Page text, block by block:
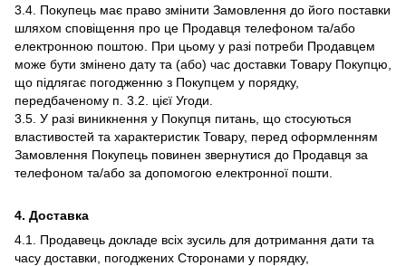
3.4. Покупець має право змінити Замовлення до його поставки
шляхом сповіщення про це Продавця телефоном та/або
електронною поштою. При цьому у разі потреби Продавцем
може бути змінено дату та (або) час доставки Товару Покупцю,
що підлягає погодженню з Покупцем у порядку,
передбаченому п. 3.2. цієї Угоди.
3.5. У разі виникнення у Покупця питань, що стосуються
властивостей та характеристик Товару, перед оформленням
Замовлення Покупець повинен звернутися до Продавця за
телефоном та/або за допомогою електронної пошти.
4. Доставка
4.1. Продавець докладе всіх зусиль для дотримання дати та
часу доставки, погоджених Сторонами у порядку,